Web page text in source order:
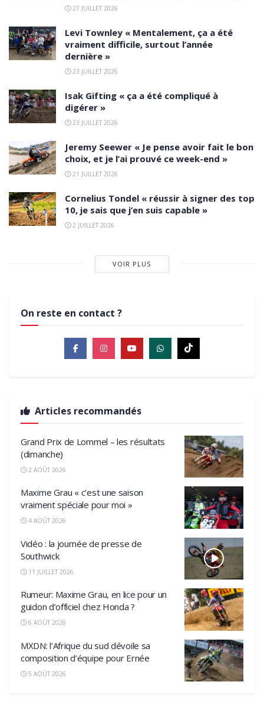
27 JUILLET 2026
Levi Townley « Mentalement, ça a été
vraiment difficile, surtout l’année
dernière »
23 JUILLET 2026
Isak Gifting « ça a été compliqué à
digérer »
23 JUILLET 2026
Jeremy Seewer « Je pense avoir fait le bon
choix, et je l’ai prouvé ce week-end »
21 JUILLET 2026
Cornelius Tondel « réussir à signer des top
10, je sais que j’en suis capable »
2 JUILLET 2026
VOIR PLUS
On reste en contact ?
Articles recommandés
Grand Prix de Lommel – les résultats
(dimanche)
2 AOÛT 2026
Maxime Grau « c’est une saison
vraiment spéciale pour moi »
4 AOÛT 2026
Vidéo : la journée de presse de
Southwick
11 JUILLET 2026
Rumeur: Maxime Grau, en lice pour un
guidon d’officiel chez Honda ?
6 AOÛT 2026
MXDN: l’Afrique du sud dévoile sa
composition d’équipe pour Ernée
5 AOÛT 2026